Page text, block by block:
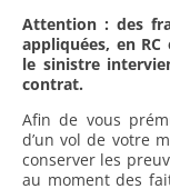
Attention : des
appliquées, en
le sinistre
contrat.
Afin de vous
d’un vol de votre
conserver les
au moment des